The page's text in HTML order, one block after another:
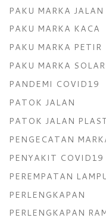
PAKU MARKA JALAN
PAKU MARKA KACA
PAKU MARKA PETIR
PAKU MARKA
PANDEMI COVID19
PATOK JALAN
PATOK JALAN
PENGECATAN
PENYAKIT COVID19
PEREMPATAN
PERLENGKAPAN
PERLENGKAPAN